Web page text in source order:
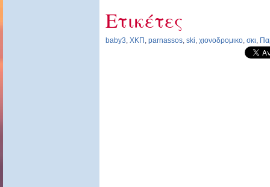
Ετικέτες
baby3, XKΠ , parnassos, ski, χιονοδρομικο, σκι,